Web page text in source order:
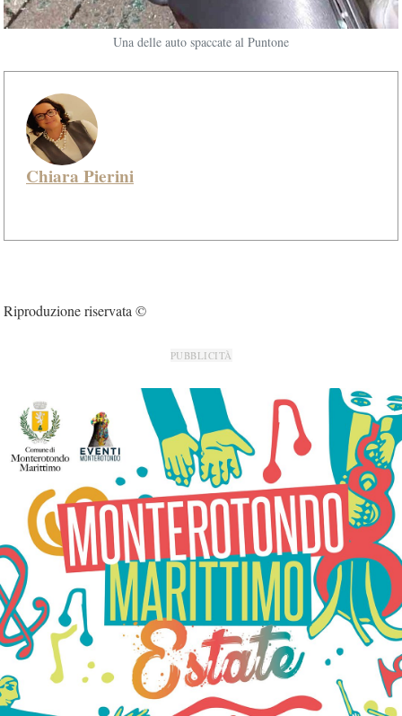
Una delle auto spaccate al Puntone
Chiara Pierini
Riproduzione riservata ©
PUBBLICITÀ